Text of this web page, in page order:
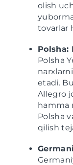
olish
tovarlar
Polsha:
Polsha
etadi.
Allegro
hamma
Polsha
qilish